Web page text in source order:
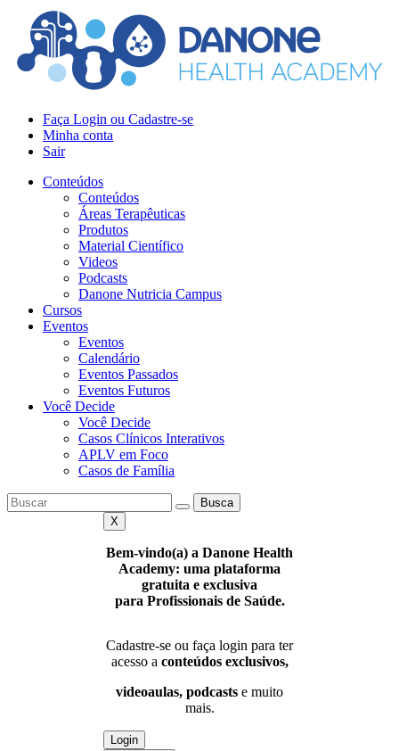
Faça Login ou Cadastre-se
Minha conta
Sair
Conteúdos
Conteúdos
Áreas Terapêuticas
Produtos
Material Científico
Videos
Podcasts
Danone Nutricia Campus
Cursos
Eventos
Eventos
Calendário
Eventos Passados
Eventos Futuros
Você Decide
Você Decide
Casos Clínicos Interativos
APLV em Foco
Casos de Família
Busca
X
Bem-vindo(a) a Danone Health
Academy: uma plataforma
gratuita e exclusiva
para Profissionais de Saúde.
Cadastre-se ou faça login para ter
acesso a conteúdos exclusivos,
videoaulas, podcasts e muito
mais.
Login